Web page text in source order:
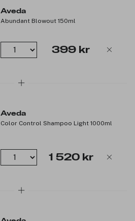
Aveda
Abundant Blowout 150ml
399 kr
Aveda
Color Control Shampoo Light 1000ml
1 520 kr